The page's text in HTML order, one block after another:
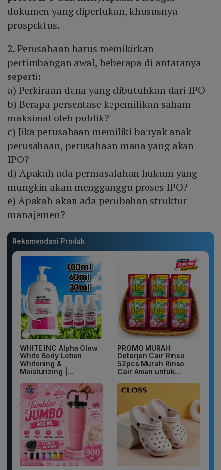
dokumen yang diperlukan, khususnya
prospektus.
2. Perusahaan harus memikirkan
pertimbangan awal, beberapa di antaranya
seperti:
a) Perkiraan dana yang dibutuhkan dari IPO
b) Berapa persentase kepemilikan saham
maksimal oleh publik?
c) Jika perusahaan memiliki banyak anak
perusahaan, perusahaan mana yang akan
IPO?
d) Apakah ada permasalahan hukum yang
mungkin akan mengganggu proses IPO?
e) Apakah akan ada perubahan struktur
manajemen?
Rekomendasi Produk
WHITE INC Alpha Glow
White Body Lotion
Whitening &
Moisturizing |...
PROMO MURAH
Deterjen Cair Rinso
52pcs Murah Rinso
Cair Aman untuk...